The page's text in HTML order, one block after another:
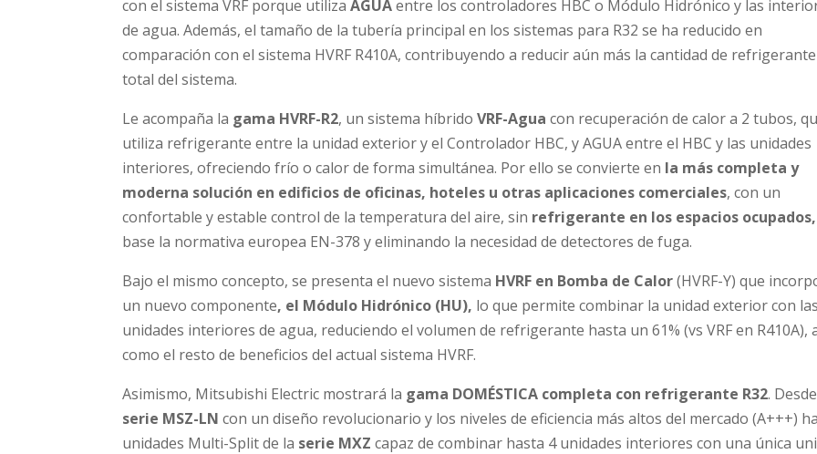
con el sistema VRF porque utiliza AGUAentre los controladores HBC o Módulo Hidrónico y las
de agua. Además, el tamaño de la tubería principal en los sistemas para R32 se ha reducido en
comparación con el sistema HVRF R410A, contribuyendo a reducir aún más la cantidad de refrigerante
total del sistema.
Le acompaña la gama HVRF-R2, un sistema híbridoVRF-Agua con recuperación de calor a 2 tubos,
utiliza refrigerante entre la unidad exterior y el Controlador HBC, y AGUA entre el HBC y las unidades
interiores, ofreciendo frío o calor de forma simultánea. Por ello se convierte en la más completa y
moderna solución en edificios de oficinas, hoteles u otras aplicaciones comerciales, con un
confortable y estable control de la temperatura del aire, sin refrigerante en los espacios ocupados,
base la normativa europea EN-378 y eliminando la necesidad de detectores de fuga.
Bajo el mismo concepto, se presenta el nuevo sistema HVRF en Bomba de Calor(HVRF-Y) que
un nuevo componente, el Módulo Hidrónico (HU), lo que permite combinar la unidad exterior con las
unidades interiores de agua, reduciendo el volumen de refrigerante hasta un 61% (vs VRF en R410A),
como el resto de beneficios del actual sistema HVRF.
Asimismo, Mitsubishi Electric mostrará la gama DOMÉSTICA completa con refrigerante R32.
serie MSZ-LNcon un diseño revolucionario y los niveles de eficiencia más altos del mercado (A+++)
unidades Multi-Split de la serie MXZcapaz de combinar hasta 4 unidades interiores con una única